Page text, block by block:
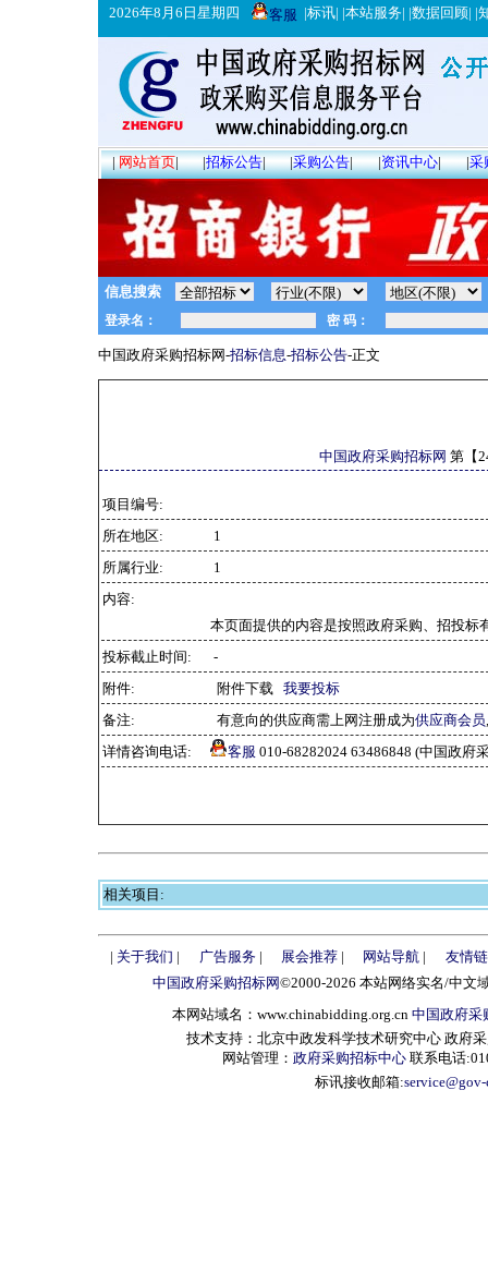
2026年8月6日星期四 客服 |标讯| |本站服务| |数据回顾| |
|网站首页| |招标公告| |采购公告| |资讯中心| |采
信息搜索
中国政府采购招标网-招标信息-招标公告-正文
中国政府采购招标网 第【
项目编号:
所在地区:
1
所属行业:
1
内容:
本页面提供的内容是按照政府采购、招投标
投标截止时间:
-
附件:
附件下载 我要投标
备注:
有意向的供应商需上网注册成为供应商会员
详情咨询电话:
客服 010-68282024 63486848 (中国政府
相关项目:
| 关于我们 | 广告服务| 展会推荐| 网站导航 |
友情
中国政府采购招标网©2000-2026 本站网络实名/中文
本网站域名：www.chinabidding.org.cn 中国政府采
技术支持：北京中政发科学技术研究中心 政府
网站管理： 政府采购招标中心 联系电话
标讯接收邮箱: